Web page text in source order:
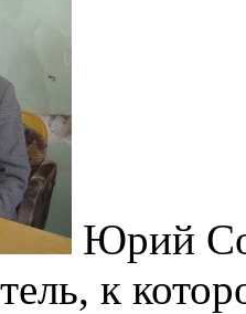
Юрий
к